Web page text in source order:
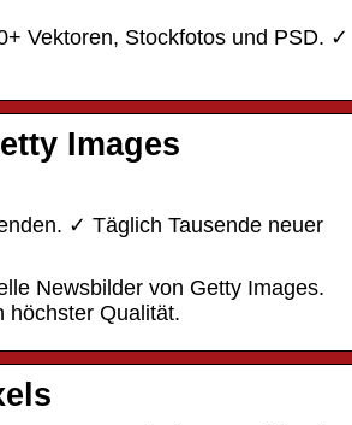
Vektoren, Stockfotos und PSD. ✓
Images
✓ Täglich Tausende neuer
Newsbilder von Getty Images.
höchster Qualität.